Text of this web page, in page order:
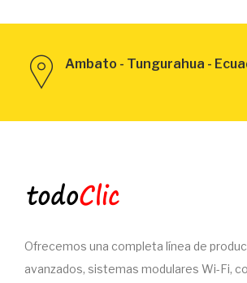
Ofrecemos una completa línea de
avanzados, sistemas modulares Wi-Fi,